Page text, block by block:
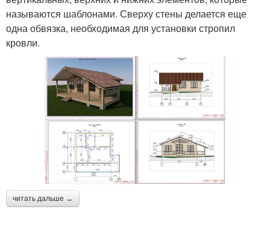
называются шаблонами. Сверху стены делается еще
одна обвязка, необходимая для установки стропил
кровли.
читать дальше →